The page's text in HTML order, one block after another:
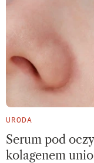
URODA
Serum pod
kolagenem